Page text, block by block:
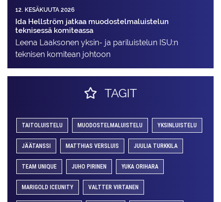
12. KESÄKUUTA 2026
Ida Hellström jatkaa muodostelmaluistelun
teknisessä komiteassa
Leena Laaksonen yksin- ja pariluistelun ISU:n
teknisen komitean johtoon
TAGIT
TAITOLUISTELU MUODOSTELMALUISTELU YKSINLUISTELU
JÄÄTANSSI MATTHIAS VERSLUIS JUULIA TURKKILA
TEAM UNIQUE JUHO PIRINEN YUKA ORIHARA
MARIGOLD ICEUNITY VALTTER VIRTANEN